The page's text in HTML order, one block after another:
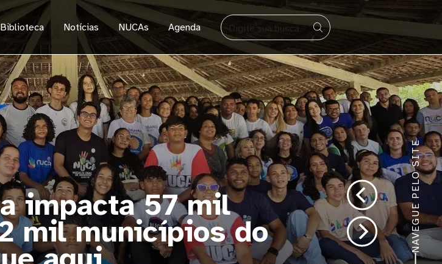
BUSCAR
Biblioteca Notícias NUCAs Agenda
Selo UNICEF: 4º Ciclo
Equidade Étnico- NAVEGUE PELO SITE